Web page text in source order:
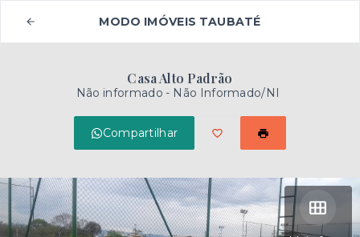
MODO IMÓVEIS TAUBATÉ
Casa Alto Padrão
Não informado - Não Informado/NI
Compartilhar